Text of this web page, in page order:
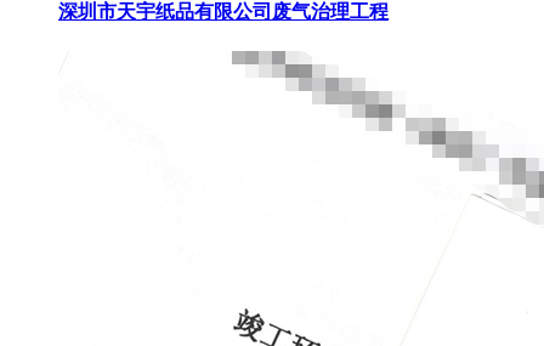
深圳市天宇纸品有限公司废气治理工程